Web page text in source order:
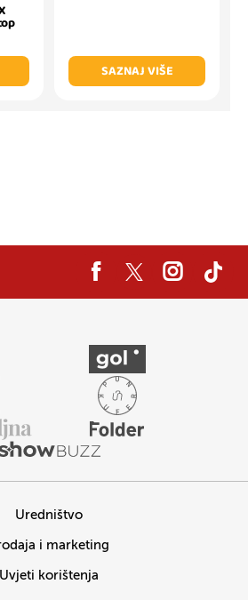
SAZNAJ VIŠE
Uredništvo
i marketing
Uvjeti korištenja